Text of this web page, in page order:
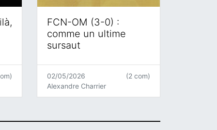
FCN-OM (3-0) :
comme un ultime
sursaut
02/05/2026
Alexandre Charrier
(2 com)